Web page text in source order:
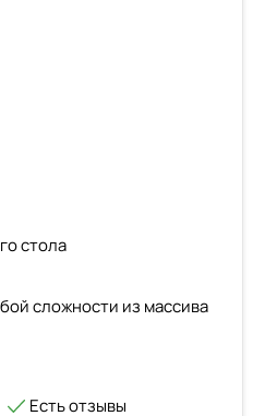
стола
сложности из массива
Есть отзывы